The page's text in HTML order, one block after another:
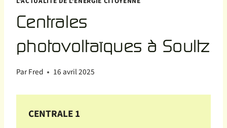
Centrales
photovoltaïques à Soultz
Par Fred 16 avril 2025
CENTRALE 1